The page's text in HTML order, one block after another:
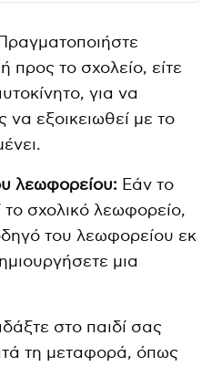
Πραγματοποιήστε
το σχολείο, είτε
για να
να εξοικειωθεί με το
λεωφορείου: Εάν το
το σχολικό λεωφορείο,
του λεωφορείου εκ
μια
στο παιδί σας
τη μεταφορά, όπως